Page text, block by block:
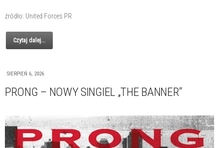
źródło: United Forces PR
Czytaj dalej...
SIERPIEŃ 6, 2026
PRONG – NOWY SINGIEL „THE BANNER”